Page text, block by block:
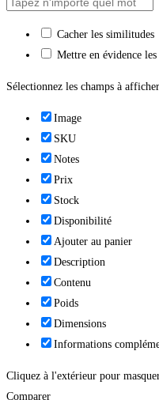
Cacher les similitudes
Mettre en évidence
Sélectionnez les champs à
Image
SKU
Notes
Prix
Stock
Disponibilité
Ajouter au panier
Description
Contenu
Poids
Dimensions
Informations
Cliquez à l'extérieur pour
Comparer